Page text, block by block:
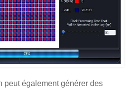
peut également générer des